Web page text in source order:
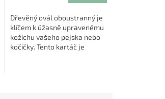
Dřevěný ovál oboustranný je
klíčem k úžasně upravenému
kožichu vašeho pejska nebo
kočičky. Tento kartáč je